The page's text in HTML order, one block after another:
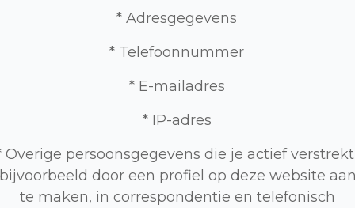
* Adresgegevens
* Telefoonnummer
* E-mailadres
* IP-adres
Overige persoonsgegevens die je actief
door een profiel op deze website
te maken, in correspondentie en telefonisch